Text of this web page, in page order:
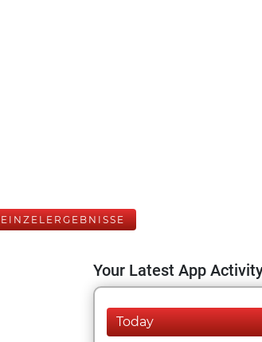
EINZELERGEBNISSE
Your Latest App
Today